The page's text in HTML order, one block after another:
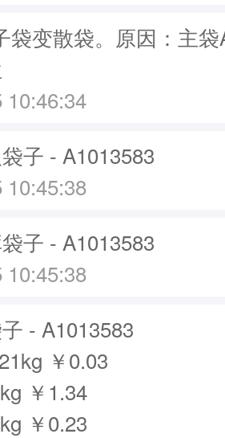
袋变散袋。原因：主
10:46:34
子 - A1013583
10:45:38
子 - A1013583
10:45:38
- A1013583
￥0.03
￥1.34
￥0.23